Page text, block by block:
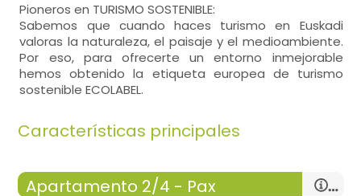
Pioneros en TURISMO SOSTENIBLE:
Sabemos que cuando haces turismo en Euskadi
valoras la naturaleza, el paisaje y el medioambiente.
Por eso, para ofrecerte un entorno inmejorable
hemos obtenido la etiqueta europea de turismo
sostenible ECOLABEL.
Características principales
Apartamento 2/4 - Pax